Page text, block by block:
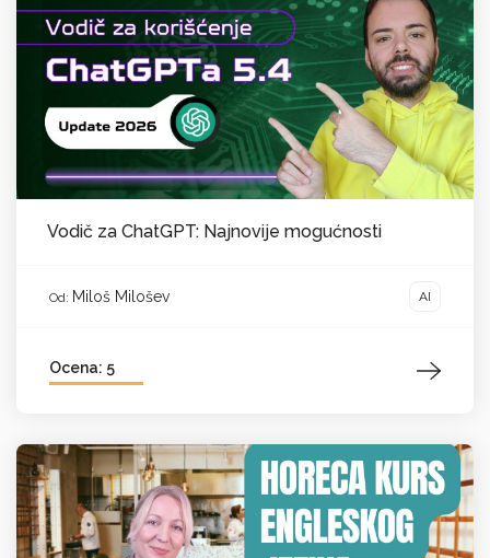
Vodič za ChatGPT: Najnovije mogućnosti
Od: Miloš Milošev AI
Ocena: 5